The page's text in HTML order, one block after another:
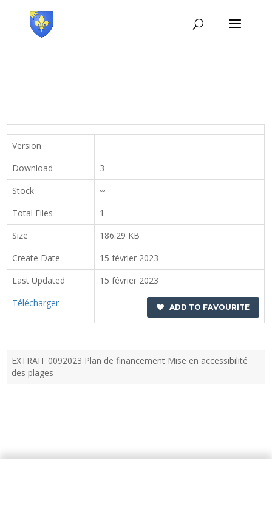
Version
Download
3
Stock
∞
Total Files
1
Size
186.29 KB
Create Date
15 février 2023
Last Updated
15 février 2023
Télécharger
ADD TO FAVOURITE
EXTRAIT 0092023 Plan de financement Mise en accessibilité
des plages